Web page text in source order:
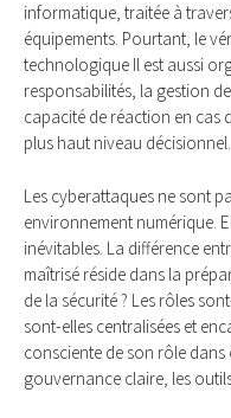
informatique, traitée à
équipements. Pourtant, le
technologique Il est aussi
responsabilités, la gestion
capacité de réaction en cas
plus haut niveau décisionnel.
Les cyberattaques ne sont
environnement numérique.
inévitables. La différence
maîtrisé réside dans la
de la sécurité ? Les rôles
sont-elles centralisées et
consciente de son rôle
gouvernance claire, les